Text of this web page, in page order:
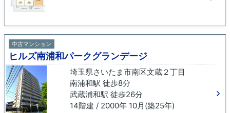
中古マンション
ヒルズ南浦和パークグランデージ
埼玉県さいたま市南区文蔵２丁目
南浦和駅 徒歩8分
武蔵浦和駅 徒歩26分
14階建 / 2000年 10月(築25年)